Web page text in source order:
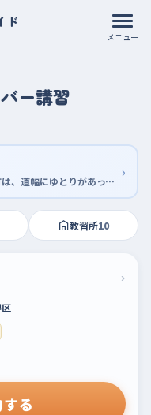
ド
メニュー
ー講習
三宝町の鉄砲町交差点まわりと海山町は、道幅にゆとりがあって最初の一歩に向いている ›
教習所10
›
る